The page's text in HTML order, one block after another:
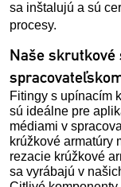
sa inštalujú a sú
procesy.
Naše skrutkové
Fitingy s upínacím
sú ideálne pre
médiami v
krúžkové armatúry
rezacie krúžkové
sa vyrábajú v